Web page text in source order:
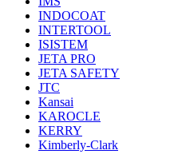
INDOCOAT
INTERTOOL
ISISTEM
JETA PRO
JETA SAFETY
JTC
Kansai
KAROCLE
KERRY
Kimberly-Clark